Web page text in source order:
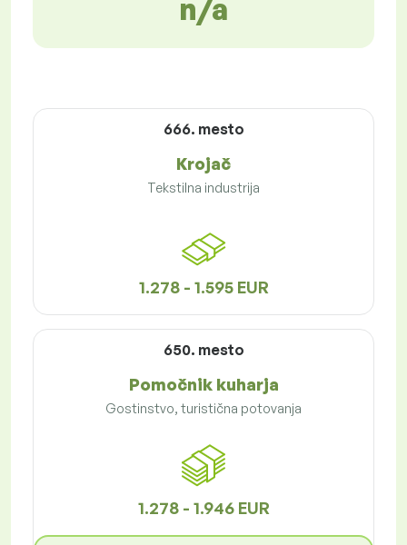
n/a
666. mesto
Krojač
Tekstilna industrija
1.278 - 1.595 EUR
650. mesto
Pomočnik kuharja
Gostinstvo, turistična potovanja
1.278 - 1.946 EUR